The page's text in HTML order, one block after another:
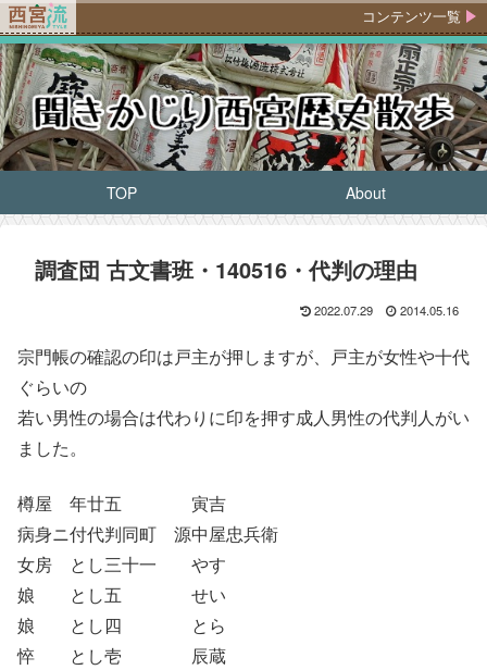
コンテンツ一覧
TOP About
調査団 古文書班・140516・代判の理由
2022.07.29 2014.05.16
宗門帳の確認の印は戸主が押しますが、戸主が女性や十代
ぐらいの
若い男性の場合は代わりに印を押す成人男性の代判人がい
ました。
樽屋 年廿五 寅吉
病身ニ付代判同町 源中屋忠兵衛
女房 とし三十一 やす
娘 とし五 せい
娘 とし四 とら
悴 とし壱 辰蔵